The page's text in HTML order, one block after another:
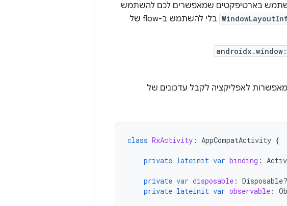
בארטיפקטים שמאפשרים לכם להשתמש
בלי להשתמש ב-flow של
לאפליקציה לקבל עדכונים של
class RxActivity : AppCompatActivity {
private lateinit var binding :
private var disposable : Disposable?
private lateinit var observable :